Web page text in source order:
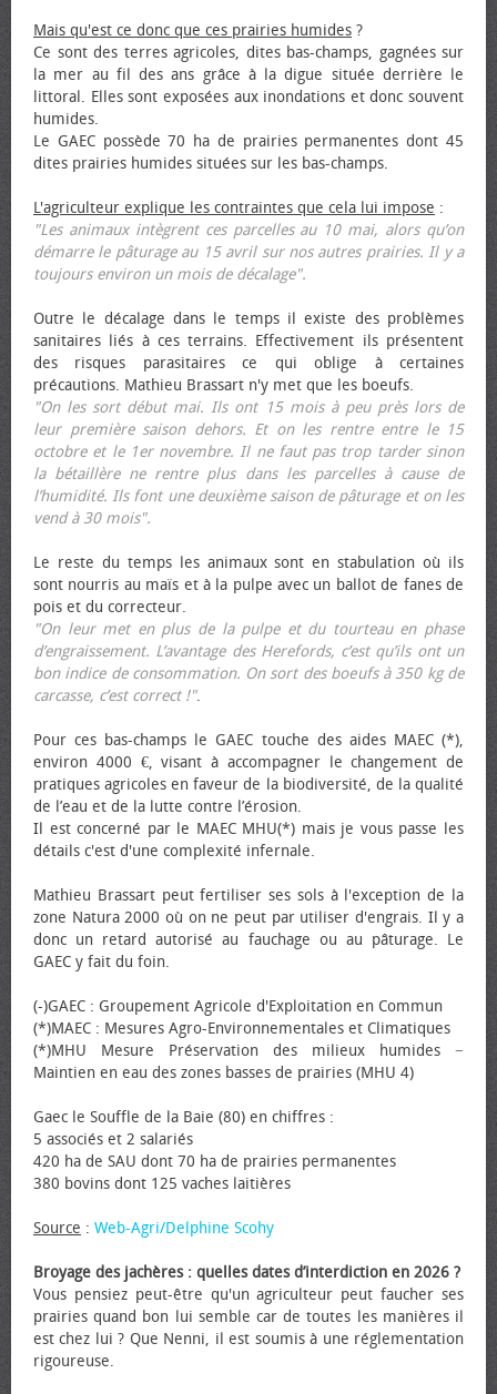
Mais qu'est ce donc que ces prairies humides ?
Ce sont des terres agricoles, dites bas-champs, gagnées sur
la mer au fil des ans grâce à la digue située derrière le
littoral. Elles sont exposées aux inondations et donc souvent
humides.
Le GAEC possède 70 ha de prairies permanentes dont 45
dites prairies humides situées sur les bas-champs.
L'agriculteur explique les contraintes que cela lui impose :
"Les animaux intègrent ces parcelles au 10 mai, alors qu’on
démarre le pâturage au 15 avril sur nos autres prairies. Il y a
toujours environ un mois de décalage".
Outre le décalage dans le temps il existe des problèmes
sanitaires liés à ces terrains. Effectivement ils présentent
des risques parasitaires ce qui oblige à certaines
précautions. Mathieu Brassart n'y met que les bœufs.
"On les sort début mai. Ils ont 15 mois à peu près lors de
leur première saison dehors. Et on les rentre entre le 15
octobre et le 1er novembre. Il ne faut pas trop tarder sinon
la bétaillère ne rentre plus dans les parcelles à cause de
l’humidité. Ils font une deuxième saison de pâturage et on les
vend à 30 mois".
Le reste du temps les animaux sont en stabulation où ils
sont nourris au maïs et à la pulpe avec un ballot de fanes de
pois et du correcteur.
"On leur met en plus de la pulpe et du tourteau en phase
d’engraissement. L’avantage des Herefords, c’est qu’ils ont un
bon indice de consommation. On sort des bœufs à 350 kg de
carcasse, c’est correct !".
Pour ces bas-champs le GAEC touche des aides MAEC (*),
environ 4000 €, visant à accompagner le changement de
pratiques agricoles en faveur de la biodiversité, de la qualité
de l’eau et de la lutte contre l’érosion.
Il est concerné par le MAEC MHU(*) mais je vous passe les
détails c'est d'une complexité infernale.
Mathieu Brassart peut fertiliser ses sols à l'exception de la
zone Natura 2000 où on ne peut par utiliser d'engrais. Il y a
donc un retard autorisé au fauchage ou au pâturage. Le
GAEC y fait du foin.
(-)GAEC : Groupement Agricole d'Exploitation en Commun
(*)MAEC : Mesures Agro-Environnementales et Climatiques
(*)MHU Mesure Préservation des milieux humides −
Maintien en eau des zones basses de prairies (MHU 4)
Gaec le Souffle de la Baie (80) en chiffres :
5 associés et 2 salariés
420 ha de SAU dont 70 ha de prairies permanentes
380 bovins dont 125 vaches laitières
Source : Web-Agri/Delphine Scohy
Broyage des jachères : quelles dates d’interdiction en 2026 ?
Vous pensiez peut-être qu'un agriculteur peut faucher ses
prairies quand bon lui semble car de toutes les manières il
est chez lui ? Que Nenni, il est soumis à une réglementation
rigoureuse.